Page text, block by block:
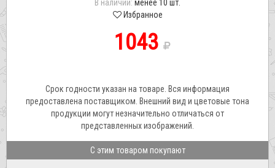
В наличии: менее 10 шт.
Избранное
1043
Срок годности указан на товаре. Вся информация
предоставлена поставщиком. Внешний вид и цветовые тона
продукции могут незначительно отличаться от
представленных изображений.
С этим товаром покупают